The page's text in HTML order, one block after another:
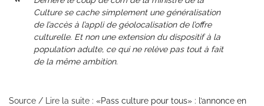
Culture se cache simplement une généralisation
de l’accès à l’appli de géolocalisation de l’offre
culturelle. Et non une extension du dispositif à la
population adulte, ce qui ne relève pas tout à fait
de la même ambition.
Source / Lire la suite : «Pass culture pour tous» : l’annonce en